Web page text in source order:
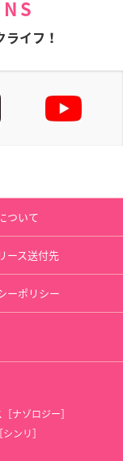
ライフ！
ついて
ース送付先
ーポリシー
ナゾロジー］
ンリ］